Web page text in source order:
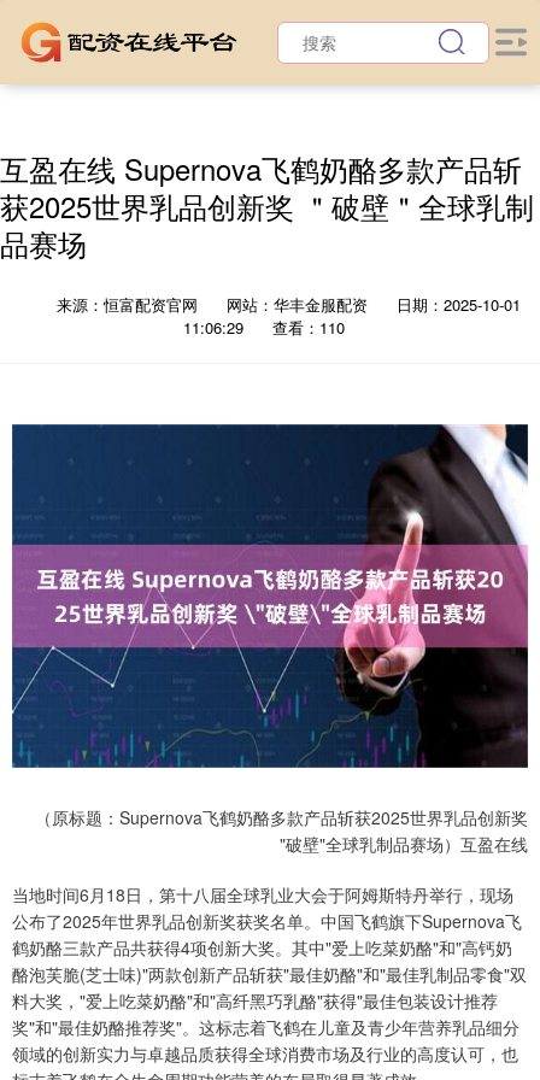
互盈在线 Supernova飞鹤奶酪多款产品斩
获2025世界乳品创新奖 ＂破壁＂全球乳制
品赛场
来源：恒富配资官网 网站：华丰金服配资
日期：2025-10-01
11:06:29
查看：110
（原标题：Supernova飞鹤奶酪多款产品斩获2025世界乳品创新奖
"破壁"全球乳制品赛场）互盈在线
当地时间6月18日，第十八届全球乳业大会于阿姆斯特丹举行，现场
公布了2025年世界乳品创新奖获奖名单。中国飞鹤旗下Supernova飞
鹤奶酪三款产品共获得4项创新大奖。其中"爱上吃菜奶酪"和"高钙奶
酪泡芙脆(芝士味)"两款创新产品斩获"最佳奶酪"和"最佳乳制品零食"双
料大奖，"爱上吃菜奶酪"和"高纤黑巧乳酪"获得"最佳包装设计推荐
奖"和"最佳奶酪推荐奖"。这标志着飞鹤在儿童及青少年营养乳品细分
领域的创新实力与卓越品质获得全球消费市场及行业的高度认可，也